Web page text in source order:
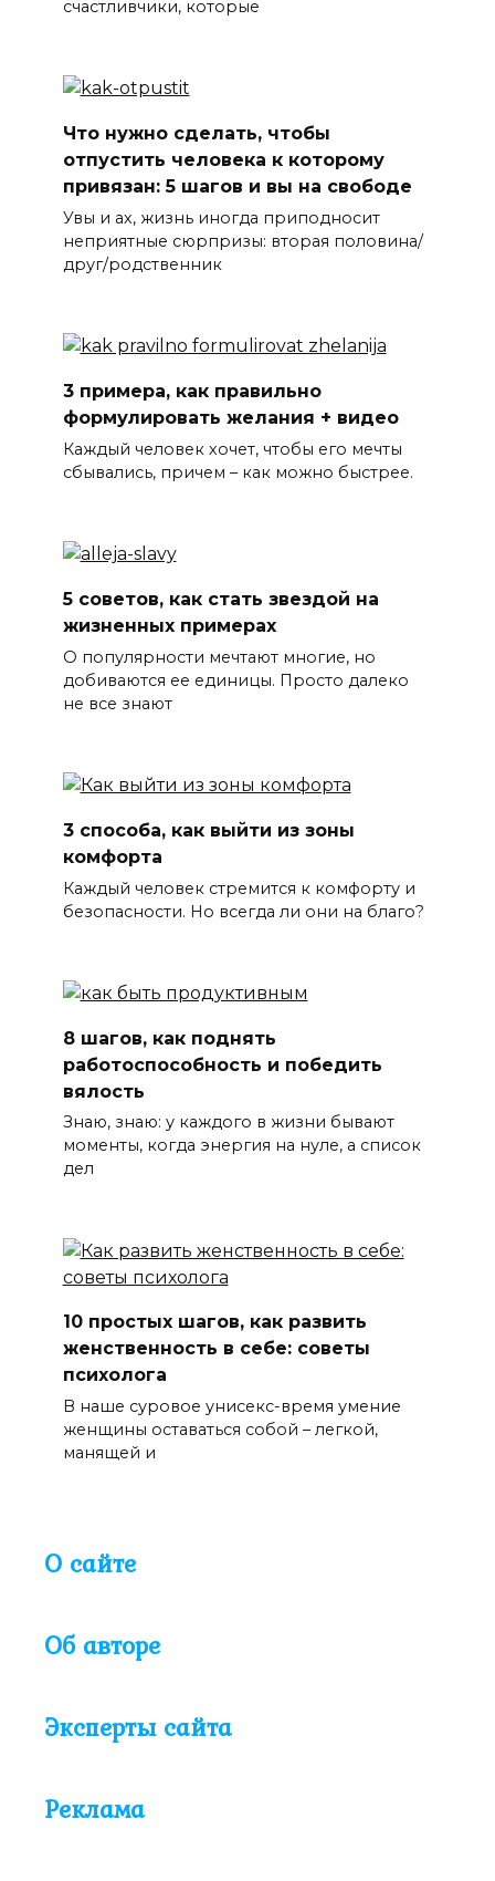
счастливчики, которые
Что нужно сделать, чтобы
отпустить человека к которому
привязан: 5 шагов и вы на свободе
Увы и ах, жизнь иногда приподносит
неприятные сюрпризы: вторая половина/
друг/родственник
3 примера, как правильно
формулировать желания + видео
Каждый человек хочет, чтобы его мечты
сбывались, причем – как можно быстрее.
5 советов, как стать звездой на
жизненных примерах
О популярности мечтают многие, но
добиваются ее единицы. Просто далеко
не все знают
3 способа, как выйти из зоны
комфорта
Каждый человек стремится к комфорту и
безопасности. Но всегда ли они на благо?
8 шагов, как поднять
работоспособность и победить
вялость
Знаю, знаю: у каждого в жизни бывают
моменты, когда энергия на нуле, а список
дел
10 простых шагов, как развить
женственность в себе: советы
психолога
В наше суровое унисекс-время умение
женщины оставаться собой – легкой,
манящей и
О сайте
Об авторе
Эксперты сайта
Реклама